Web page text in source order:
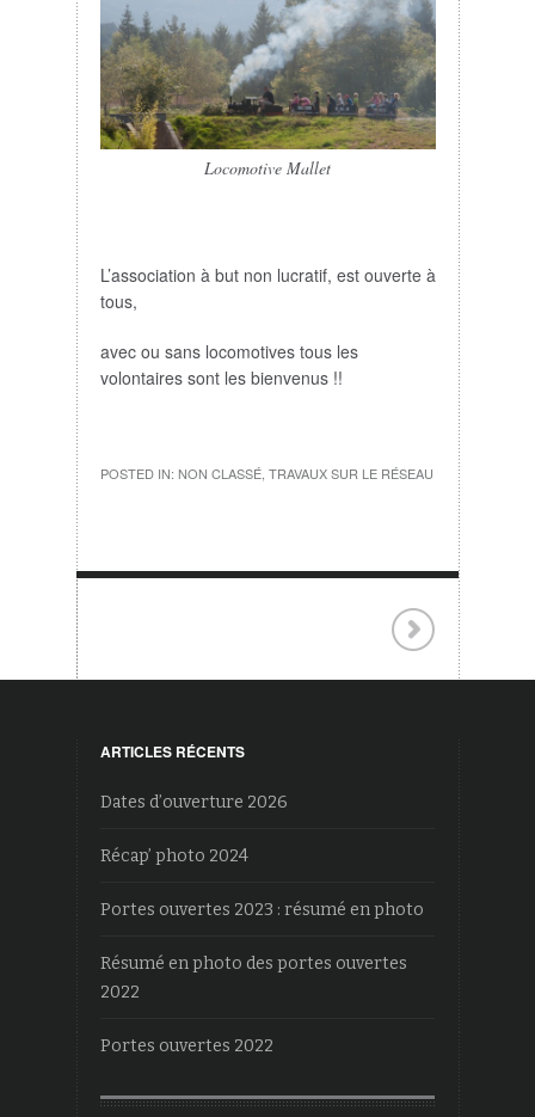
Locomotive Mallet
L’association à but non lucratif, est ouverte à
tous,
avec ou sans locomotives tous les
volontaires sont les bienvenus !!
POSTED IN: NON CLASSÉ, TRAVAUX SUR LE RÉSEAU
ARTICLES RÉCENTS
Dates d’ouverture 2026
Récap’ photo 2024
Portes ouvertes 2023 : résumé en photo
Résumé en photo des portes ouvertes
2022
Portes ouvertes 2022